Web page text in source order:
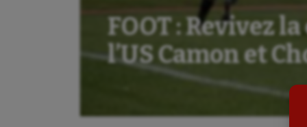
Auto
Aviron
Ballon au poing
Flag
FOOT : Revivez
l’US Camon et